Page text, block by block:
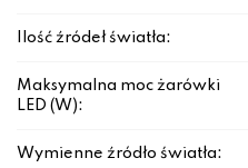
Ilość źródeł światła:
Maksymalna moc żarówki
LED (W):
Wymienne źródło światła: